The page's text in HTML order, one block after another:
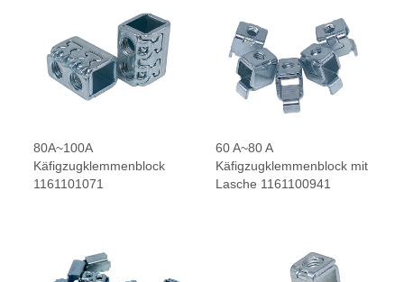
80A~100A
Käfigzugklemmenblock
1161101071
60 A~80 A
Käfigzugklemmenblock mit
Lasche 1161100941